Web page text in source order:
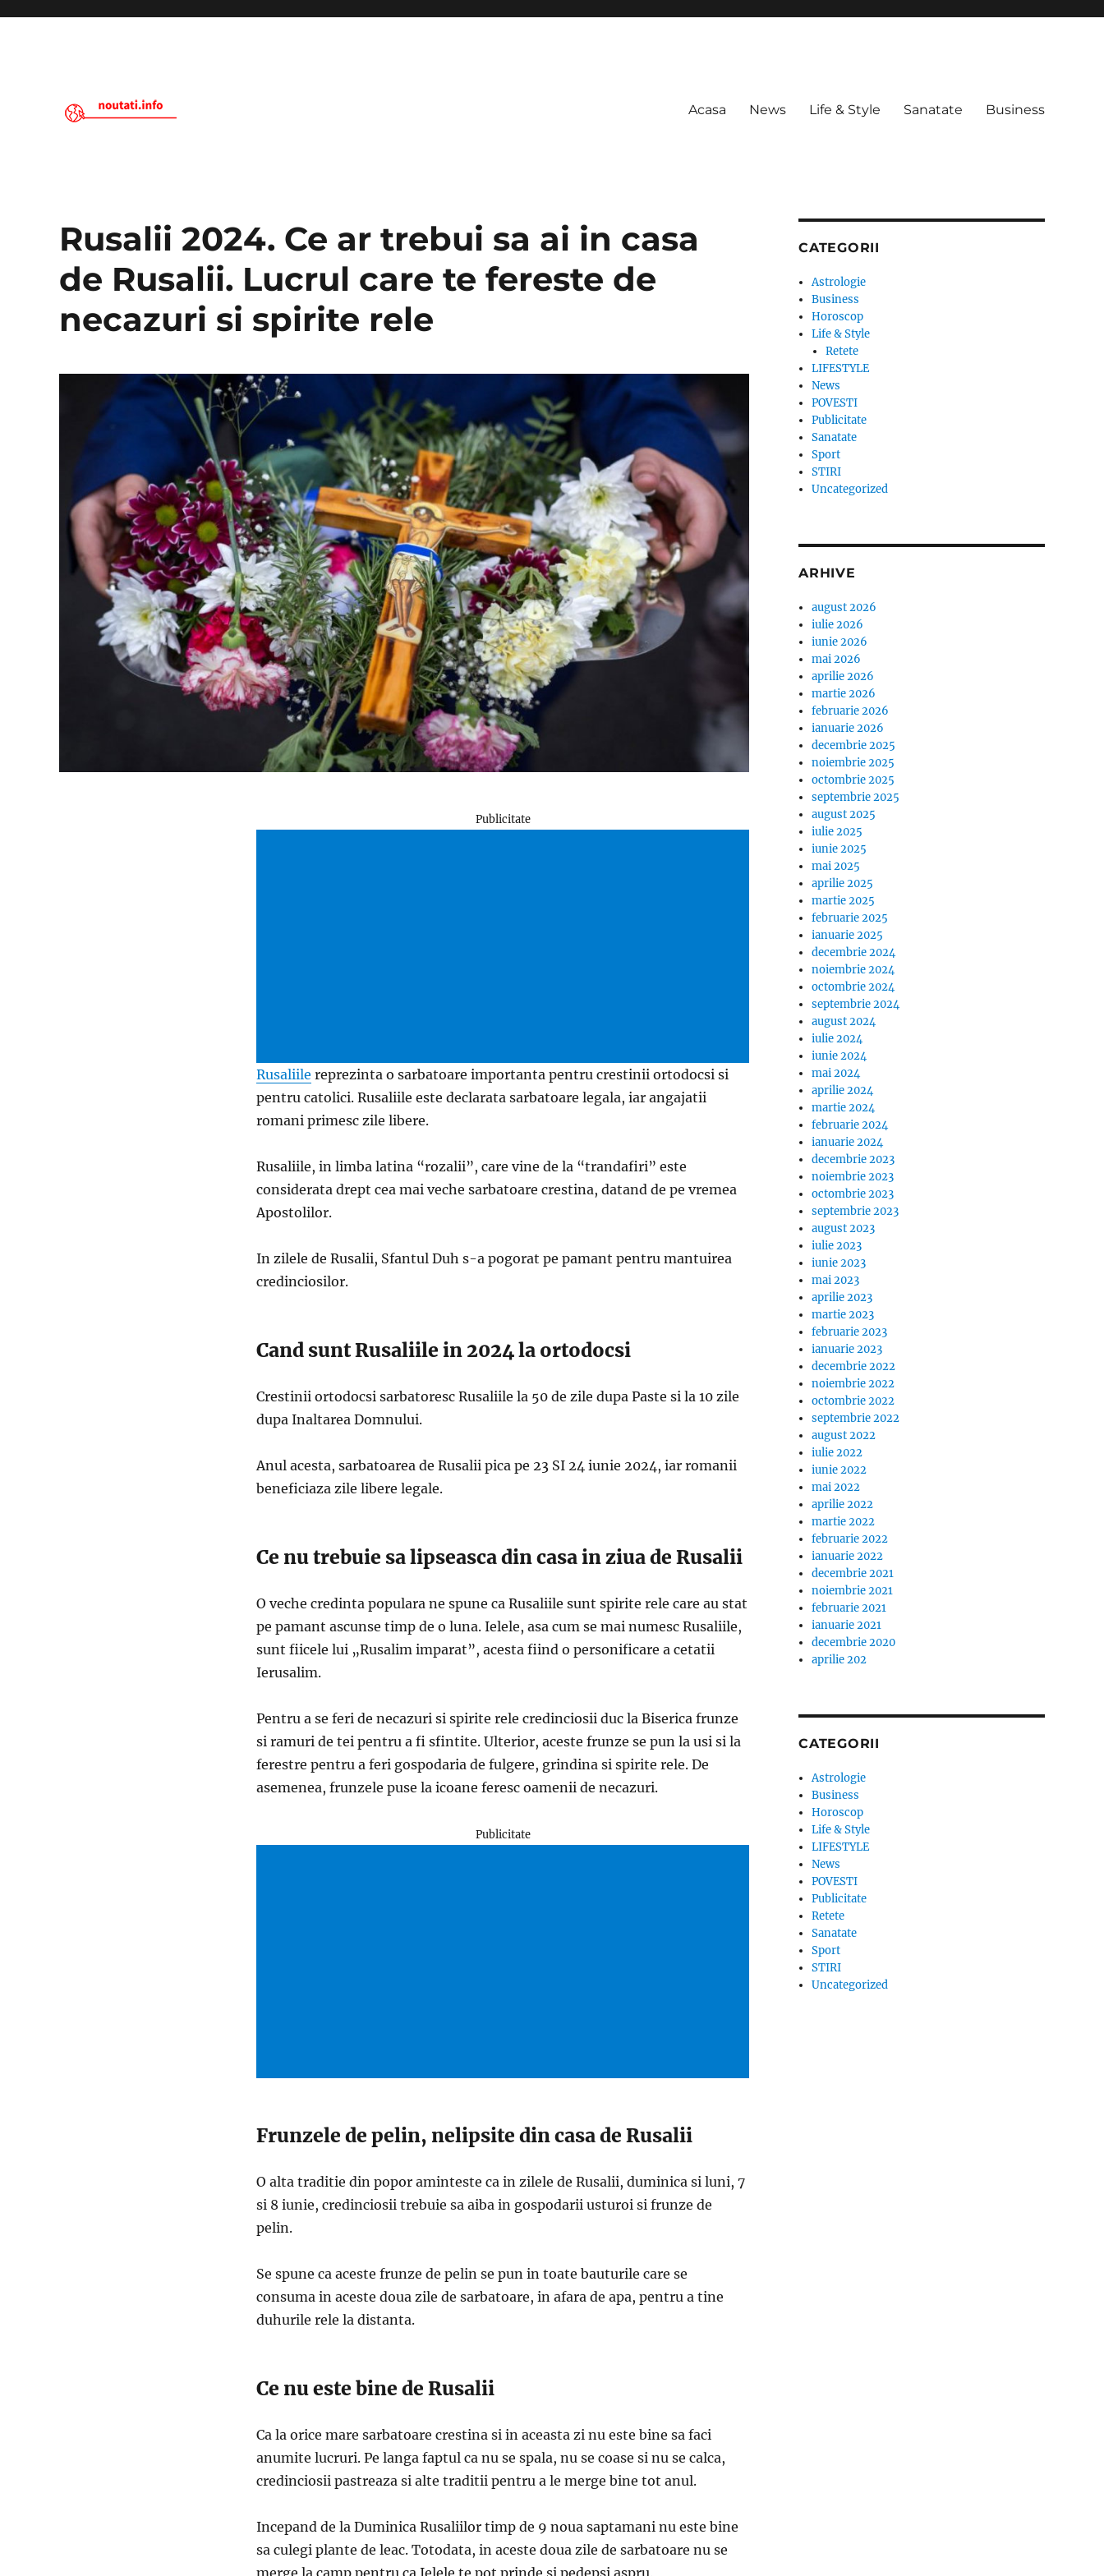
Acasa News Life & Style Sanatate Business
Rusalii 2024. Ce ar trebui sa ai in casa
de Rusalii. Lucrul care te fereste de
necazuri si spirite rele
Publicitate
Rusaliile reprezinta o sarbatoare importanta pentru crestinii ortodocsi si
pentru catolici. Rusaliile este declarata sarbatoare legala, iar angajatii
romani primesc zile libere.
Rusaliile, in limba latina “rozalii”, care vine de la “trandafiri” este
considerata drept cea mai veche sarbatoare crestina, datand de pe vremea
Apostolilor.
In zilele de Rusalii, Sfantul Duh s-a pogorat pe pamant pentru mantuirea
credinciosilor.
Cand sunt Rusaliile in 2024 la ortodocsi
Crestinii ortodocsi sarbatoresc Rusaliile la 50 de zile dupa Paste si la 10 zile
dupa Inaltarea Domnului.
Anul acesta, sarbatoarea de Rusalii pica pe 23 SI 24 iunie 2024, iar romanii
beneficiaza zile libere legale.
Ce nu trebuie sa lipseasca din casa in ziua de Rusalii
O veche credinta populara ne spune ca Rusaliile sunt spirite rele care au stat
pe pamant ascunse timp de o luna. Ielele, asa cum se mai numesc Rusaliile,
sunt fiicele lui „Rusalim imparat”, acesta fiind o personificare a cetatii
Ierusalim.
Pentru a se feri de necazuri si spirite rele credinciosii duc la Biserica frunze
si ramuri de tei pentru a fi sfintite. Ulterior, aceste frunze se pun la usi si la
ferestre pentru a feri gospodaria de fulgere, grindina si spirite rele. De
asemenea, frunzele puse la icoane feresc oamenii de necazuri.
Publicitate
Frunzele de pelin, nelipsite din casa de Rusalii
O alta traditie din popor aminteste ca in zilele de Rusalii, duminica si luni, 7
si 8 iunie, credinciosii trebuie sa aiba in gospodarii usturoi si frunze de
pelin.
Se spune ca aceste frunze de pelin se pun in toate bauturile care se
consuma in aceste doua zile de sarbatoare, in afara de apa, pentru a tine
duhurile rele la distanta.
Ce nu este bine de Rusalii
Ca la orice mare sarbatoare crestina si in aceasta zi nu este bine sa faci
anumite lucruri. Pe langa faptul ca nu se spala, nu se coase si nu se calca,
credinciosii pastreaza si alte traditii pentru a le merge bine tot anul.
Incepand de la Duminica Rusaliilor timp de 9 noua saptamani nu este bine
sa culegi plante de leac. Totodata, in aceste doua zile de sarbatoare nu se
merge la camp pentru ca Ielele te pot prinde si pedepsi aspru.
CATEGORII
Astrologie
Business
Horoscop
Life & Style
Retete
LIFESTYLE
News
POVESTI
Publicitate
Sanatate
Sport
STIRI
Uncategorized
ARHIVE
august 2026
iulie 2026
iunie 2026
mai 2026
aprilie 2026
martie 2026
februarie 2026
ianuarie 2026
decembrie 2025
noiembrie 2025
octombrie 2025
septembrie 2025
august 2025
iulie 2025
iunie 2025
mai 2025
aprilie 2025
martie 2025
februarie 2025
ianuarie 2025
decembrie 2024
noiembrie 2024
octombrie 2024
septembrie 2024
august 2024
iulie 2024
iunie 2024
mai 2024
aprilie 2024
martie 2024
februarie 2024
ianuarie 2024
decembrie 2023
noiembrie 2023
octombrie 2023
septembrie 2023
august 2023
iulie 2023
iunie 2023
mai 2023
aprilie 2023
martie 2023
februarie 2023
ianuarie 2023
decembrie 2022
noiembrie 2022
octombrie 2022
septembrie 2022
august 2022
iulie 2022
iunie 2022
mai 2022
aprilie 2022
martie 2022
februarie 2022
ianuarie 2022
decembrie 2021
noiembrie 2021
februarie 2021
ianuarie 2021
decembrie 2020
aprilie 202
CATEGORII
Astrologie
Business
Horoscop
Life & Style
LIFESTYLE
News
POVESTI
Publicitate
Retete
Sanatate
Sport
STIRI
Uncategorized